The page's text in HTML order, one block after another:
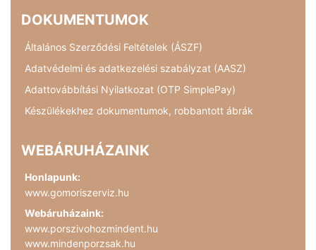
DOKUMENTUMOK
Általános Szerződési Feltételek (ÁSZF)
Adatvédelmi és adatkezelési szabályzat (AASZ)
Adattovábbítási Nyilatkozat (OTP SimplePay)
Készülékekhez dokumentumok, robbantott ábrák
WEBÁRUHÁZAINK
Honlapunk:
www.gomoriszerviz.hu
Webáruházaink:
www.porszivohozmindent.hu
www.mindenporzsak.hu